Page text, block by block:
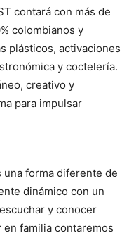
contará con más de
colombianos y
plásticos, activaciones
y coctelería.
creativo y
para impulsar
una forma diferente de
dinámico con un
y conocer
familia contaremos